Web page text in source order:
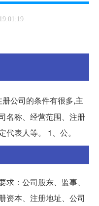
公司的条件有很多,主
名称、经营范围、注册
表人等。 1、公。
：公司股东、监事、
资本、注册地址、公司